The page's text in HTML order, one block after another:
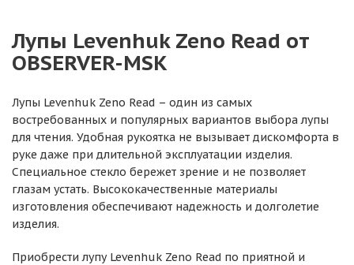
Лупы Levenhuk Zeno Read от
OBSERVER-MSK
Лупы Levenhuk Zeno Read – один из самых
востребованных и популярных вариантов выбора лупы
для чтения. Удобная рукоятка не вызывает дискомфорта в
руке даже при длительной эксплуатации изделия.
Специальное стекло бережет зрение и не позволяет
глазам устать. Высококачественные материалы
изготовления обеспечивают надежность и долголетие
изделия.
Приобрести лупу Levenhuk Zeno Read по приятной и